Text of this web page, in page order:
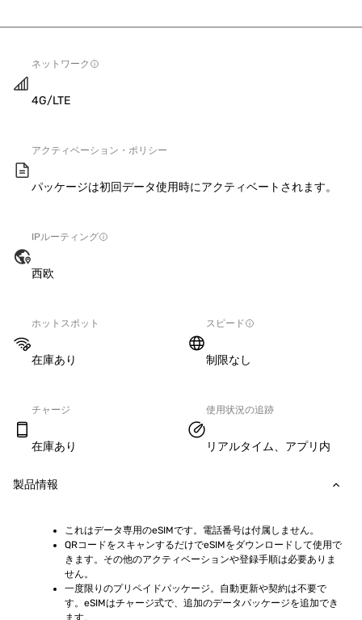
ネットワーク
4G/LTE
アクティベーション・ポリシー
パッケージは初回データ使用時にアクティベートされます。
IPルーティング
西欧
ホットスポット
在庫あり
スピード
制限なし
チャージ
在庫あり
使用状況の追跡
リアルタイム、アプリ内
製品情報
これはデータ専用のeSIMです。電話番号は付属しません。
QRコードをスキャンするだけでeSIMをダウンロードして使用で
きます。その他のアクティベーションや登録手順は必要ありま
せん。
一度限りのプリペイドパッケージ。自動更新や契約は不要で
す。eSIMはチャージ式で、追加のデータパッケージを追加でき
ます。